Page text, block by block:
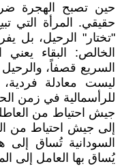
حين تصبح الهجرة
حقيقي. المرأة التي
"تختار" الرحيل، بل
الخالص: البقاء
السريع قصفاً، والرحيل
ليست معادلة
للرأسمالية في زمن
جيش احتياط من
إلى جيش احتياط من
السودانية تُساق
يُساق بها العامل إلى